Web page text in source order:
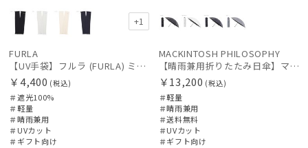
+1
FURLA
【UV手袋】フルラ (FURLA) ミディアム ＵＶ手袋 フリル 指無し
￥4,400 (税込)
＃遮光100%
＃軽量
＃晴雨兼用
＃UVカット
＃ギフト向け
MACKINTOSH PHILOSOPHY
【晴雨兼用折りたたみ日傘】マッキントッシュ フィロソフィー (MACKINTOSH PHILOSOPHY) アンブレラモチーフ
￥13,200 (税込)
＃軽量
＃晴雨兼用
＃送料無料
＃UVカット
＃ギフト向け